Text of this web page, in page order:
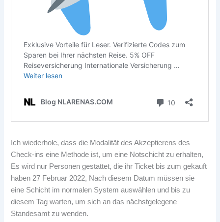
Ich wiederhole, dass die Modalität des Akzeptierens des
Check-ins eine Methode ist, um eine Notschicht zu erhalten,
Es wird nur Personen gestattet, die ihr Ticket bis zum gekauft
haben 27 Februar 2022, Nach diesem Datum müssen sie
eine Schicht im normalen System auswählen und bis zu
diesem Tag warten, um sich an das nächstgelegene
Standesamt zu wenden.